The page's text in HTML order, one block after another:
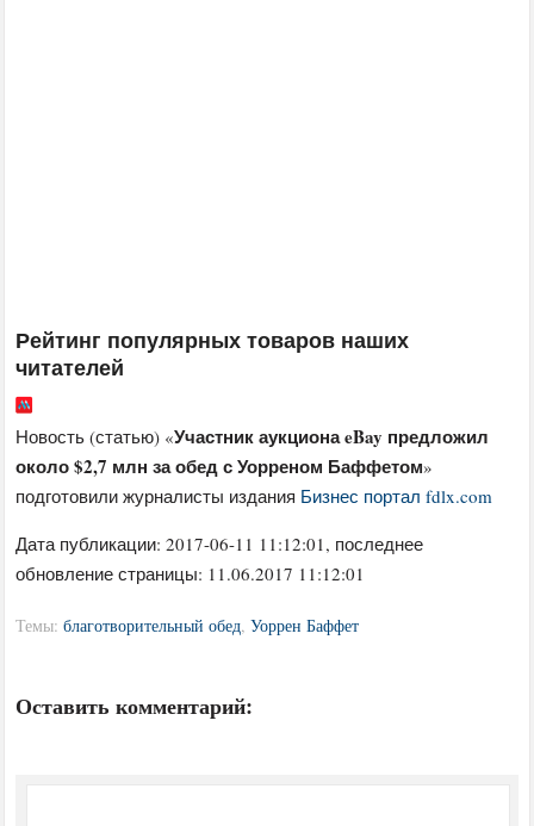
Рейтинг популярных товаров наших
читателей
Новость (статью) «Участник аукциона eBay предложил
около $2,7 млн за обед с Уорреном Баффетом»
подготовили журналисты издания Бизнес портал fdlx.com
Дата публикации:2017-06-11 11:12:01 , последнее
обновление страницы: 11.06.2017 11:12:01
Темы:благотворительный обед,Уоррен Баффет
Оставить комментарий: